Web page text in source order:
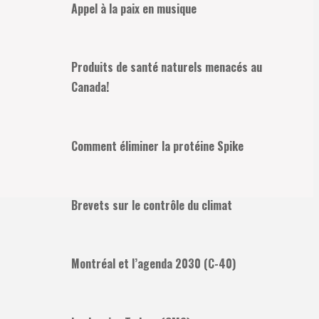
Appel à la paix en musique
Produits de santé naturels menacés au
Canada!
Comment éliminer la protéine Spike
Brevets sur le contrôle du climat
Montréal et l’agenda 2030 (C-40)